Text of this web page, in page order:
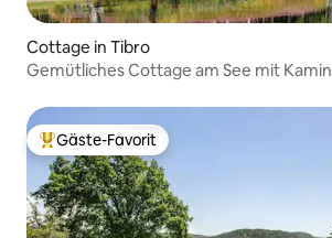
Cottage in Tibro
Gemütliches Cottage am See mit Kamin
Beliebter Gäste-Favorit.
Gäste-Favorit